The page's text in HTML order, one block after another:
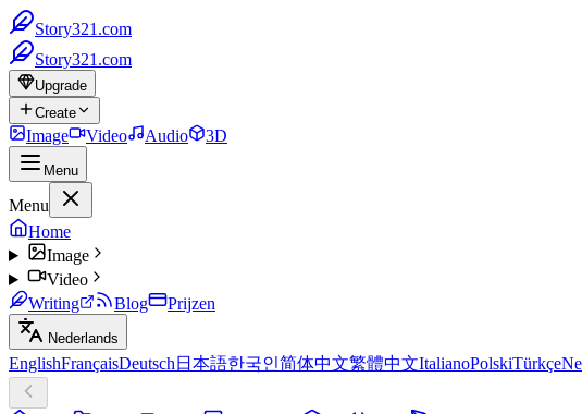
Story321.com
Story321.com
Upgrade
Create
Image Video Audio 3D
Menu
Menu
Home
Image
Video
Writing
Blog Prijzen
Nederlands
EnglishFrançaisDeutsch 日本語한국인简体中文繁體中文ItalianoPolskiTürkçe